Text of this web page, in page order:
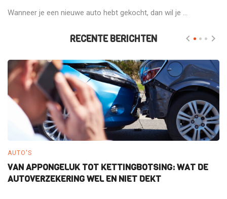
Wanneer je een nieuwe auto hebt gekocht, dan wil je ...
RECENTE BERICHTEN
AUTO'S
VAN APPONGELUK TOT KETTINGBOTSING: WAT DE
AUTOVERZEKERING WEL EN NIET DEKT